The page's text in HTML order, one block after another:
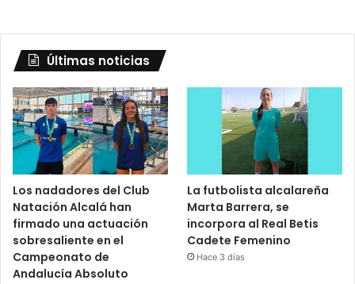
Últimas noticias
Los nadadores del Club
Natación Alcalá han
firmado una actuación
sobresaliente en el
Campeonato de
Andalucía Absoluto
La futbolista alcalareña
Marta Barrera, se
incorpora al Real Betis
Cadete Femenino
Hace 3 días